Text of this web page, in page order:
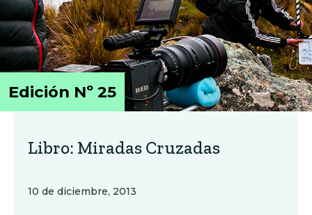
Edición Nº 25
Libro: Miradas Cruzadas
10 de diciembre, 2013